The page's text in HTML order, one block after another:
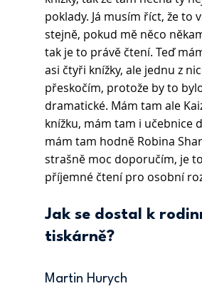
poklady. Já musím říct, že to
stejně, pokud mě něco
tak je to právě čtení. Teď
asi čtyři knížky, ale jednu z
přeskočím, protože by to
dramatické. Mám tam ale
knížku, mám tam i učebnice
mám tam hodně Robina
strašně moc doporučím, je
příjemné čtení pro osobní
Jak se dostal k
tiskárně?
Martin Hurych